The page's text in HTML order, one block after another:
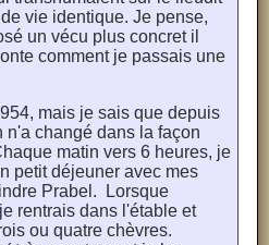
vie identique. Je pense,
un vécu plus concret il
comment je passais une
mais je sais que depuis
changé dans la façon
matin vers 6 heures, je
petit déjeuner avec mes
Prabel. Lorsque
rentrais dans l'étable et
ou quatre chèvres.